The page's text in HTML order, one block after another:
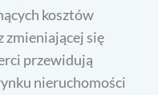
kosztów
zmieniającej się
przewidują
nieruchomości